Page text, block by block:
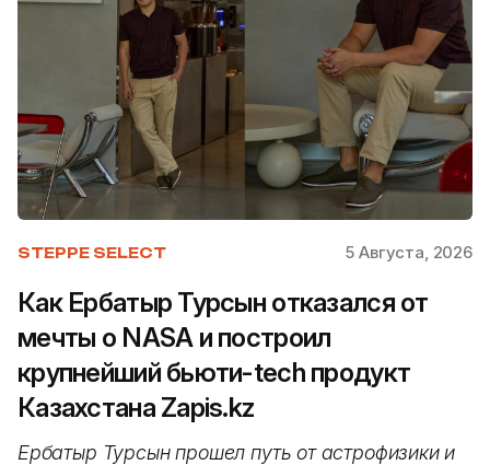
STEPPE SELECT 5 Августа, 2026
Как Ербатыр Турсын отказался от
мечты о NASA и построил
крупнейший бьюти-tech продукт
Казахстана Zapis.kz
Ербатыр Турсын прошел путь от астрофизики и